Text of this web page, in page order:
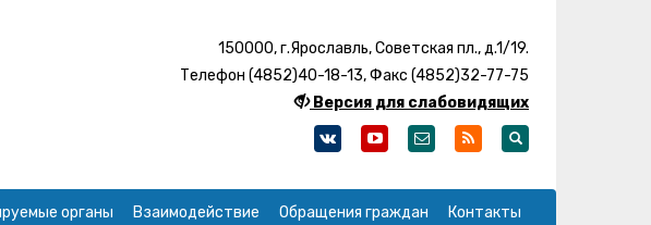
150000, г.Ярославль, Советская пл., д.1/19.
Телефон (4852)40-18-13, Факс (4852)32-77-75
Версия для слабовидящих
органы Взаимодействие Обращения граждан Контакты